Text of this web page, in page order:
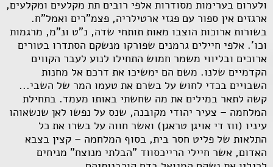
ולערום בערימות מסודרות אלפי רובים תת מקלעים ומקלעים,
ארגזים אין ספור עם פגזי ארטילריה, פצמ"רים ואמל"ח.
בשורות ארוכות הוצבו מאות תותחי שדה, נ"ט ונ"מ, מרגמות
וכו'. אלפי חיילים גרמנים שפורקו מנשקם הסתדרו בטורים
ארוכים ובליווי משמר חמוש התחילו לנוע לעבר הקווים
הקדמיים שלנו. משם הם ימשיכו את דרכם אל מחנות
השבויים בכדי לחוש על בשרם את טעמו המר של השבי...
קשה לתאר במילים את מה שחשתי באותו מעמד. בתחילת
המלחמה – צעיר יהודי מקובנה, שנס על נפשו לאן שנשאוהו
עיניו (ווז די אויגן טראגן) ואשר חווה על בשרו את כל
התלאות של פליט חסר בית, בסוף המלחמה – קצין בצבא
האדום, אשר חיילי הרייכסווד "הבלתי מנוצח" מניחים